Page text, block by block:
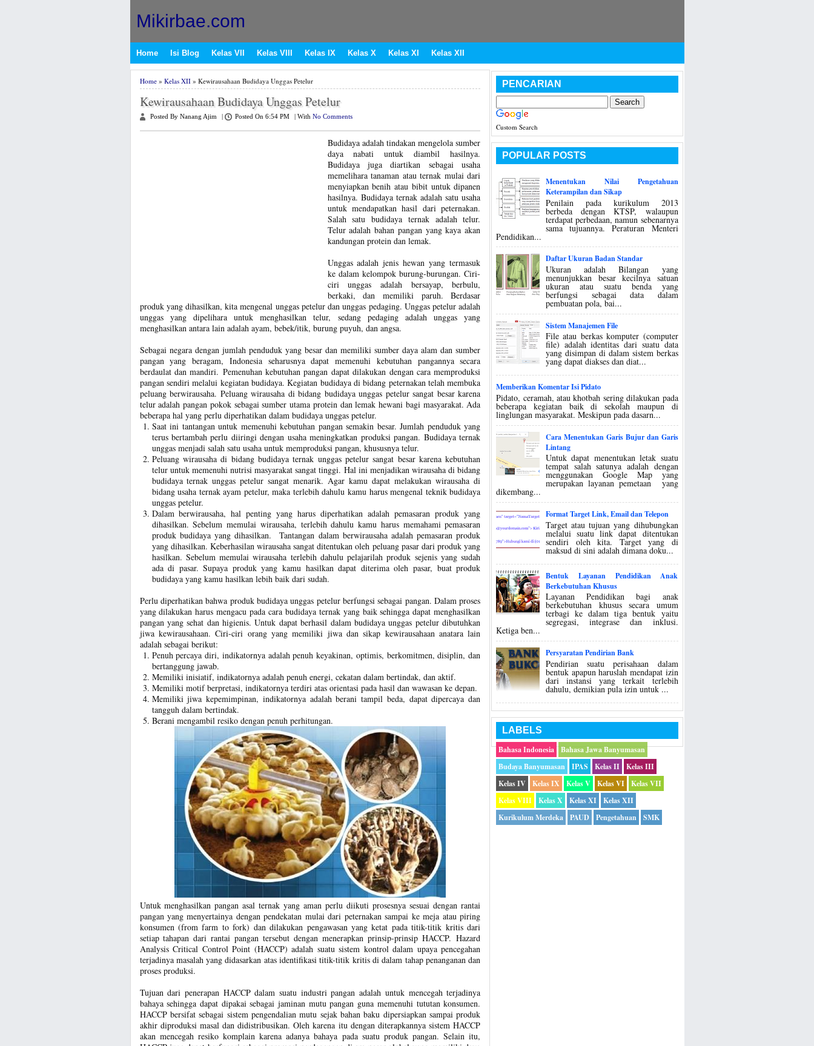
Mikirbae.com
Home Isi Blog Kelas VII Kelas VIII Kelas IX Kelas X Kelas XI Kelas XII
Home» Kelas XII» Kewirausahaan Budidaya Unggas Petelur
Kewirausahaan Budidaya Unggas Petelur
Posted By Nanang Ajim Posted On 6:54 PM With No Comments
Budidaya adalah tindakan mengelola sumber
daya nabati untuk diambil hasilnya.
Budidaya juga diartikan sebagai usaha
memelihara tanaman atau ternak mulai dari
menyiapkan benih atau bibit untuk dipanen
hasilnya. Budidaya ternak adalah satu usaha
untuk mendapatkan hasil dari peternakan.
Salah satu budidaya ternak adalah telur.
Telur adalah bahan pangan yang kaya akan
kandungan protein dan lemak.
Unggas adalah jenis hewan yang termasuk
ke dalam kelompok burung-burungan. Ciri-
ciri unggas adalah bersayap, berbulu,
berkaki, dan memiliki paruh. Berdasar
produk yang dihasilkan, kita mengenal unggas petelur dan unggas pedaging. Unggas petelur adalah
unggas yang dipelihara untuk menghasilkan telur, sedang pedaging adalah unggas yang
menghasilkan antara lain adalah ayam, bebek/itik, burung puyuh, dan angsa.
Sebagai negara dengan jumlah penduduk yang besar dan memiliki sumber daya alam dan sumber
pangan yang beragam, Indonesia seharusnya dapat memenuhi kebutuhan pangannya secara
berdaulat dan mandiri. Pemenuhan kebutuhan pangan dapat dilakukan dengan cara memproduksi
pangan sendiri melalui kegiatan budidaya. Kegiatan budidaya di bidang peternakan telah membuka
peluang berwirausaha. Peluang wirausaha di bidang budidaya unggas petelur sangat besar karena
telur adalah pangan pokok sebagai sumber utama protein dan lemak hewani bagi masyarakat. Ada
beberapa hal yang perlu diperhatikan dalam budidaya unggas petelur.
Saat ini tantangan untuk memenuhi kebutuhan pangan semakin besar. Jumlah penduduk yang
terus bertambah perlu diiringi dengan usaha meningkatkan produksi pangan. Budidaya ternak
unggas menjadi salah satu usaha untuk memproduksi pangan, khususnya telur.
Peluang wirausaha di bidang budidaya ternak unggas petelur sangat besar karena kebutuhan
telur untuk memenuhi nutrisi masyarakat sangat tinggi. Hal ini menjadikan wirausaha di bidang
budidaya ternak unggas petelur sangat menarik. Agar kamu dapat melakukan wirausaha di
bidang usaha ternak ayam petelur, maka terlebih dahulu kamu harus mengenal teknik budidaya
unggas petelur.
Dalam berwirausaha, hal penting yang harus diperhatikan adalah pemasaran produk yang
dihasilkan. Sebelum memulai wirausaha, terlebih dahulu kamu harus memahami pemasaran
produk budidaya yang dihasilkan. Tantangan dalam berwirausaha adalah pemasaran produk
yang dihasilkan. Keberhasilan wirausaha sangat ditentukan oleh peluang pasar dari produk yang
hasilkan. Sebelum memulai wirausaha terlebih dahulu pelajarilah produk sejenis yang sudah
ada di pasar. Supaya produk yang kamu hasilkan dapat diterima oleh pasar, buat produk
budidaya yang kamu hasilkan lebih baik dari sudah.
Perlu diperhatikan bahwa produk budidaya unggas petelur berfungsi sebagai pangan. Dalam proses
yang dilakukan harus mengacu pada cara budidaya ternak yang baik sehingga dapat menghasilkan
pangan yang sehat dan higienis. Untuk dapat berhasil dalam budidaya unggas petelur dibutuhkan
jiwa kewirausahaan. Ciri-ciri orang yang memiliki jiwa dan sikap kewirausahaan anatara lain
adalah sebagai berikut:
Penuh percaya diri, indikatornya adalah penuh keyakinan, optimis, berkomitmen, disiplin, dan
bertanggung jawab.
Memiliki inisiatif, indikatornya adalah penuh energi, cekatan dalam bertindak, dan aktif.
Memiliki motif berpretasi, indikatornya terdiri atas orientasi pada hasil dan wawasan ke depan.
Memiliki jiwa kepemimpinan, indikatornya adalah berani tampil beda, dapat dipercaya dan
tangguh dalam bertindak.
Berani mengambil resiko dengan penuh perhitungan.
Untuk menghasilkan pangan asal ternak yang aman perlu diikuti prosesnya sesuai dengan rantai
pangan yang menyertainya dengan pendekatan mulai dari peternakan sampai ke meja atau piring
konsumen (from farm to fork) dan dilakukan pengawasan yang ketat pada titik-titik kritis dari
setiap tahapan dari rantai pangan tersebut dengan menerapkan prinsip-prinsip HACCP. Hazard
Analysis Critical Control Point (HACCP) adalah suatu sistem kontrol dalam upaya pencegahan
terjadinya masalah yang didasarkan atas identifikasi titik-titik kritis di dalam tahap penanganan dan
proses produksi.
Tujuan dari penerapan HACCP dalam suatu industri pangan adalah untuk mencegah terjadinya
bahaya sehingga dapat dipakai sebagai jaminan mutu pangan guna memenuhi tututan konsumen.
HACCP bersifat sebagai sistem pengendalian mutu sejak bahan baku dipersiapkan sampai produk
akhir diproduksi masal dan didistribusikan. Oleh karena itu dengan diterapkannya sistem HACCP
akan mencegah resiko komplain karena adanya bahaya pada suatu produk pangan. Selain itu,
PENCARIAN
Custom Search
POPULAR POSTS
Menentukan Nilai Pengetahuan
Keterampilan dan Sikap
Penilain pada kurikulum 2013
berbeda dengan KTSP, walaupun
terdapat perbedaan, namun sebenarnya
sama tujuannya. Peraturan Menteri
Pendidikan...
Daftar Ukuran Badan Standar
Ukuran adalah Bilangan yang
menunjukkan besar kecilnya satuan
ukuran atau suatu benda yang
berfungsi sebagai data dalam
pembuatan pola, bai...
Sistem Manajemen File
File atau berkas komputer (computer
file) adalah identitas dari suatu data
yang disimpan di dalam sistem berkas
yang dapat diakses dan diat...
Memberikan Komentar Isi Pidato
Pidato, ceramah, atau khotbah sering dilakukan pada
beberapa kegiatan baik di sekolah maupun di
linglungan masyarakat. Meskipun pada dasarn...
Cara Menentukan Garis Bujur dan Garis
Lintang
Untuk dapat menentukan letak suatu
tempat salah satunya adalah dengan
menggunakan Google Map yang
merupakan layanan pemetaan yang
dikembang...
Format Target Link, Email dan Telepon
Target atau tujuan yang dihubungkan
melalui suatu link dapat ditentukan
sendiri oleh kita. Target yang di
maksud di sini adalah dimana doku...
Bentuk Layanan Pendidikan Anak
Berkebutuhan Khusus
Layanan Pendidikan bagi anak
berkebutuhan khusus secara umum
terbagi ke dalam tiga bentuk yaitu
segregasi, integrase dan inklusi.
Ketiga ben...
Persyaratan Pendirian Bank
Pendirian suatu perisahaan dalam
bentuk apapun haruslah mendapat izin
dari instansi yang terkait terlebih
dahulu, demikian pula izin untuk ...
LABELS
Bahasa Indonesia
Bahasa Jawa Banyumasan
Budaya Banyumasan
IPAS Kelas II
Kelas III
Kelas IV
Kelas IX Kelas V Kelas VI
Kelas VII
Kelas VIII
Kelas X Kelas XI
Kelas XII
Kurikulum Merdeka
PAUD Pengetahuan SMK